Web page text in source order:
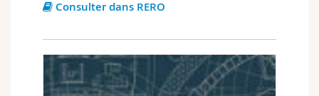
Consulter dans RERO